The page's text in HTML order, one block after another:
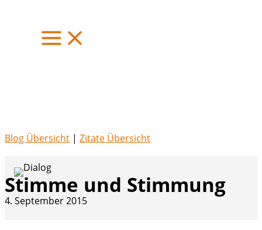
springen
Blog Übersicht | Zitate Übersicht
Stimme und Stimmung
4. September 2015